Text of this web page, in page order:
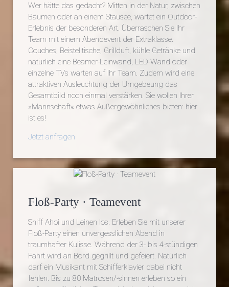
Wer hätte das gedacht? Mitten in der Natur, zwischen
Bäumen oder an einem Stausee, wartet ein Outdoor-
Erlebnis der besonderen Art. Überraschen Sie Ihr
Team mit einem Abendevent der Extraklasse.
Couches, Beistelltische, Grillduft, kühle Getränke und
natürlich eine Beamer-Leinwand, LED-Wand oder
einzelne TVs warten auf Ihr Team. Zudem wird eine
attraktiven Ausleuchtung der Umgebeung das
Gesamtbild noch einmal verstärken. Sie wollen Ihrer
»Mannschaft« etwas Außergewöhnliches bieten: hier
ist es!
Jetzt anfragen
Floß-Party · Teamevent
Shiff Ahoi und Leinen los. Erleben Sie mit unserer
Floß-Party einen unvergesslichen Abend in
traumhafter Kulisse. Während der 3- bis 4-stündigen
Fahrt wird an Bord gegrillt und gefeiert. Natürlich
darf ein Musikant mit Schifferklavier dabei nicht
fehlen. Bis zu 80 Matrosen/-sinnen erleben so ein